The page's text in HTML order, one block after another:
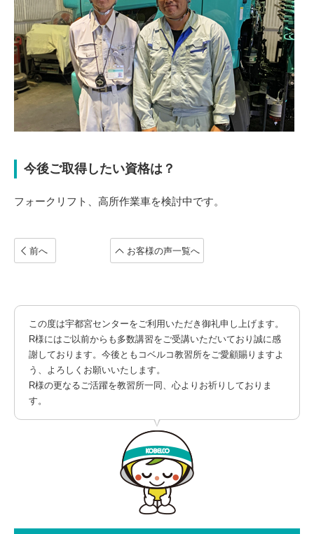
今後ご取得したい資格は？
フォークリフト、高所作業車を検討中です。
前へ お客様の声一覧へ
この度は宇都宮センターをご利用いただき御礼申し上げます。
R様にはご以前からも多数講習をご受講いただいており誠に感
謝しております。今後ともコベルコ教習所をご愛顧賜りますよ
う、よろしくお願いいたします。
R様の更なるご活躍を教習所一同、心よりお祈りしておりま
す。